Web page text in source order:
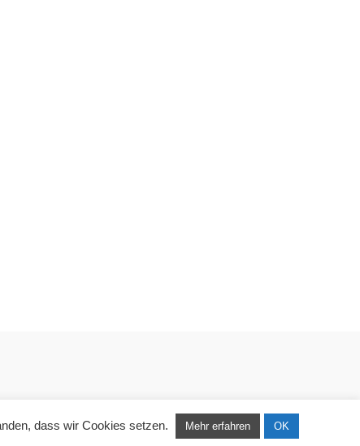
dass wir Cookies setzen. Mehr erfahren OK